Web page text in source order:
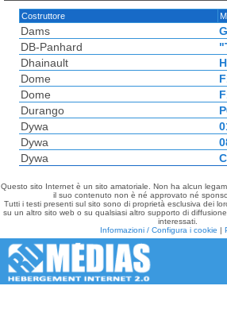
Costruttore
Dams
DB-Panhard
Dhainault
Dome
Dome
Durango
Dywa
Dywa
Dywa
Questo sito Internet è un sito amatoriale. Non ha alcun
il suo contenuto non è né approvato né
Tutti i testi presenti sul sito sono di proprietà esclusiva dei
su un altro sito web o su qualsiasi altro supporto di
interessati.
Informazioni / Configura i cookie |